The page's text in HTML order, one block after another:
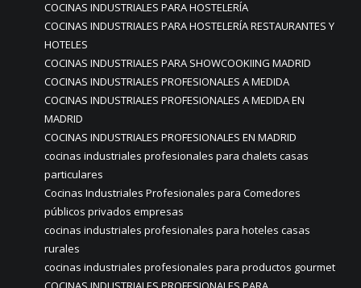
COCINAS INDUSTRIALES PARA HOSTELERÍA
COCINAS INDUSTRIALES PARA HOSTELERÍA RESTAURANTES Y
HOTELES
COCINAS INDUSTRIALES PARA SHOWCOOKIING MADRID
COCINAS INDUSTRIALES PROFESIONALES A MEDIDA
COCINAS INDUSTRIALES PROFESIONALES A MEDIDA EN
MADRID
COCINAS INDUSTRIALES PROFESIONALES EN MADRID
cocinas industriales profesionales para chalets casas
particulares
Cocinas Industriales Profesionales para Comedores
públicos privados empresas
cocinas industriales profesionales para hoteles casas
rurales
cocinas industriales profesionales para productos gourmet